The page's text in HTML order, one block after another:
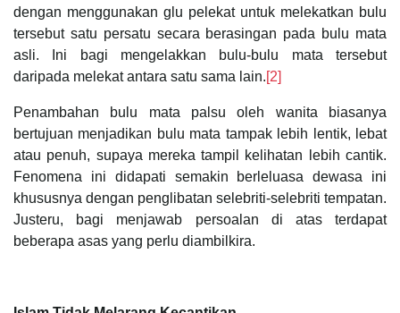
dengan menggunakan glu pelekat untuk melekatkan bulu
tersebut satu persatu secara berasingan pada bulu mata
asli. Ini bagi mengelakkan bulu-bulu mata tersebut
daripada melekat antara satu sama lain.[2]
Penambahan bulu mata palsu oleh wanita biasanya
bertujuan menjadikan bulu mata tampak lebih lentik, lebat
atau penuh, supaya mereka tampil kelihatan lebih cantik.
Fenomena ini didapati semakin berleluasa dewasa ini
khususnya dengan penglibatan selebriti-selebriti tempatan.
Justeru, bagi menjawab persoalan di atas terdapat
beberapa asas yang perlu diambilkira.